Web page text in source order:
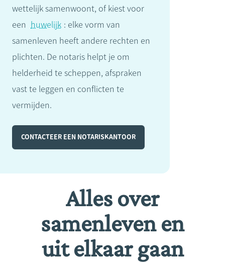
wettelijk samenwoont, of kiest voor
een huwelijk : elke vorm van
samenleven heeft andere rechten en
plichten. De notaris helpt je om
helderheid te scheppen, afspraken
vast te leggen en conflicten te
vermijden.
CONTACTEER EEN NOTARISKANTOOR
Alles over
samenleven en
uit elkaar gaan